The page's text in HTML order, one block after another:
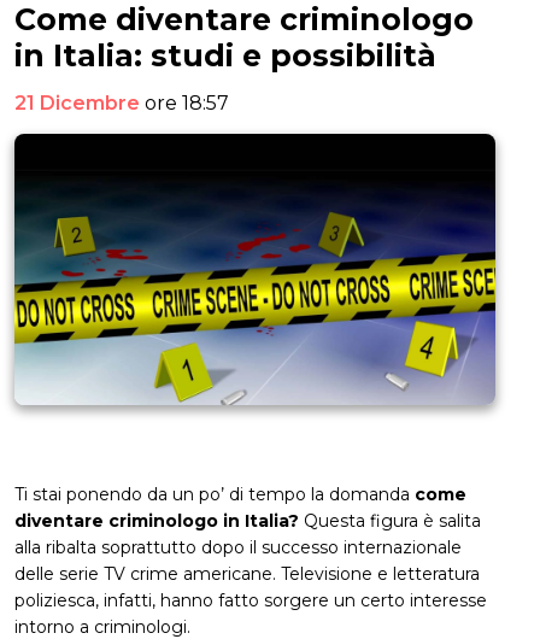
Come diventare criminologo
in Italia: studi e possibilità
21 Dicembre ore 18:57
Ti stai ponendo da un po’ di tempo la domanda come
diventare criminologo in Italia? Questa figura è salita
alla ribalta soprattutto dopo il successo internazionale
delle serie TV crime americane. Televisione e letteratura
poliziesca, infatti, hanno fatto sorgere un certo interesse
intorno a criminologi.